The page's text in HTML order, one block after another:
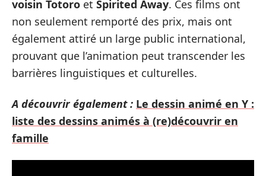
voisin Totoro et Spirited Away. Ces films ont
non seulement remporté des prix, mais ont
également attiré un large public international,
prouvant que l’animation peut transcender les
barrières linguistiques et culturelles.
A découvrir également : Le dessin animé en Y :
liste des dessins animés à (re)découvrir en
famille